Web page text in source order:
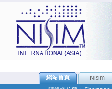
網站首頁
Nisim